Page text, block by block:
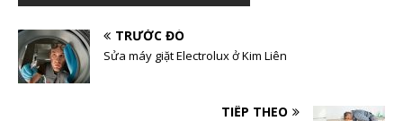
TRƯỚC ĐÓ
Sửa máy giặt Electrolux ở Kim Liên
TIẾP THEO